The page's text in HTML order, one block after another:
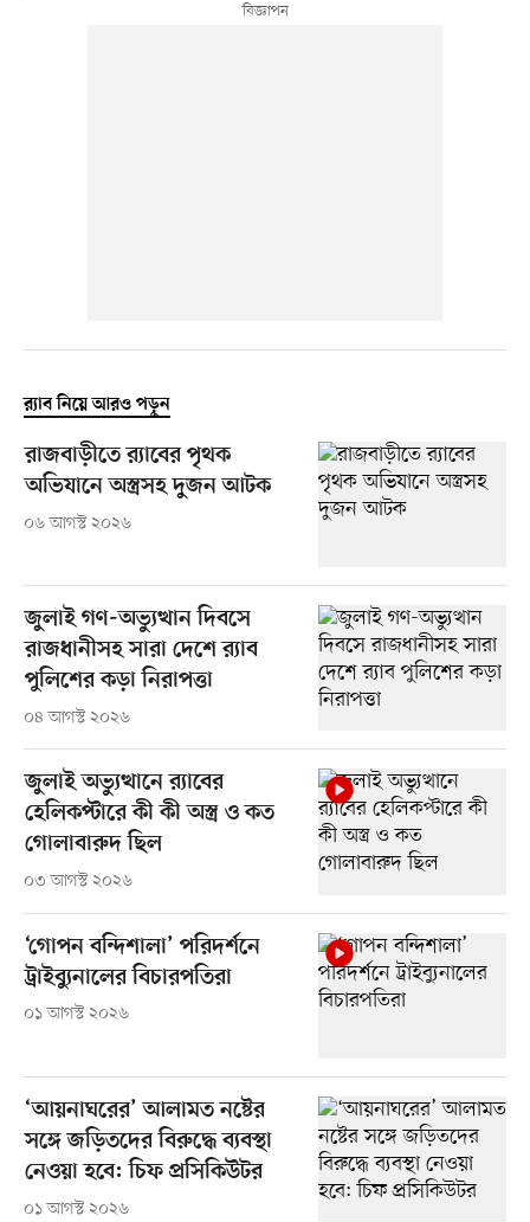
র‍্যাব নিয়ে আরও পড়ুন
রাজবাড়ীতে র‍্যাবের পৃথক
অভিযানে অস্ত্রসহ দুজন আটক
০৬ আগস্ট ২০২৬
জুলাই গণ-অভ্যুত্থান দিবসে
রাজধানীসহ সারা দেশে র‍্যাব
পুলিশের কড়া নিরাপত্তা
০৪ আগস্ট ২০২৬
জুলাই অভ্যুত্থানে র‍্যাবের
হেলিকপ্টারে কী কী অস্ত্র ও কত
গোলাবারুদ ছিল
০৩ আগস্ট ২০২৬
‘গোপন বন্দিশালা’ পরিদর্শনে
ট্রাইব্যুনালের বিচারপতিরা
০১ আগস্ট ২০২৬
‘আয়নাঘরের’ আলামত নষ্টের
সঙ্গে জড়িতদের বিরুদ্ধে ব্যবস্থা
নেওয়া হবে: চিফ প্রসিকিউটর
০১ আগস্ট ২০২৬